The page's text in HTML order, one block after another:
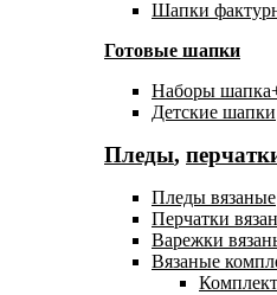
Шапки
Готовые шапки
Наборы
Детские шапки
Пледы,
Пледы вязаные
Перчатки
Варежки
Вязаные